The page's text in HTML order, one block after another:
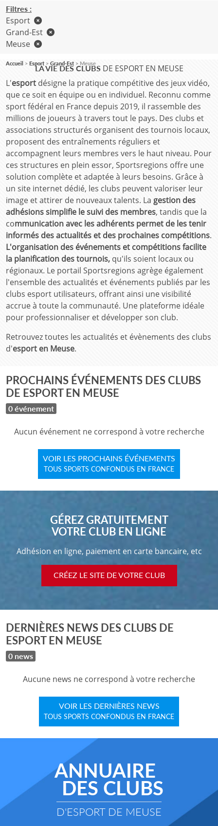
LA VIE DES CLUBSDE ESPORT EN MEUSE
L'esport désigne la pratique compétitive des jeux vidéo,
que ce soit en équipe ou en individuel. Reconnu comme
sport fédéral en France depuis 2019, il rassemble des
millions de joueurs à travers tout le pays. Des clubs et
associations structurés organisent des tournois locaux,
proposent des entraînements réguliers et
accompagnent leurs membres vers le haut niveau. Pour
ces structures en plein essor, Sportsregions offre une
solution complète et adaptée à leurs besoins. Grâce à
un site internet dédié, les clubs peuvent valoriser leur
image et attirer de nouveaux talents. La gestion des
adhésions simplifie le suivi des membres, tandis que la
communication avec les adhérents permet de les tenir
informés des actualités et des prochaines compétitions.
L'organisation des événements et compétitions facilite
la planification des tournois, qu'ils soient locaux ou
régionaux. Le portail Sportsregions agrège également
l'ensemble des actualités et événements publiés par les
clubs esport utilisateurs, offrant ainsi une visibilité
accrue à toute la communauté. Une plateforme idéale
pour professionnaliser et développer son club.
Retrouvez toutes les actualités et évènements des clubs
d'esport en Meuse.
PROCHAINS ÉVÉNEMENTS DES CLUBS
DE ESPORT EN MEUSE
0 événement
Aucun événement ne correspond à votre recherche
VOIR LES PROCHAINS ÉVÉNEMENTS
TOUS SPORTS CONFONDUS EN FRANCE
GÉREZ GRATUITEMENT
VOTRE CLUB EN LIGNE
Adhésion en ligne, paiement en carte bancaire, etc
CRÉEZ LE SITE DE VOTRE CLUB
DERNIÈRES NEWS DES CLUBS DE
ESPORT EN MEUSE
0 news
Aucune news ne correspond à votre recherche
VOIR LES DERNIÈRES NEWS
TOUS SPORTS CONFONDUS EN FRANCE
ANNUAIRE
DES CLUBS
D'ESPORT DE MEUSE
Filtres :
Esport
Grand-Est
Meuse
Accueil Esport Grand-Est Meuse